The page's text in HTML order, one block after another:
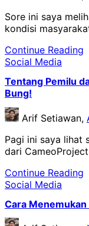
Sore ini saya
kondisi
Continue Reading
Social Media
Tentang Pemilu
Bung!
Arif Setiawan,
Pagi ini saya lihat
dari
Continue Reading
Social Media
Cara